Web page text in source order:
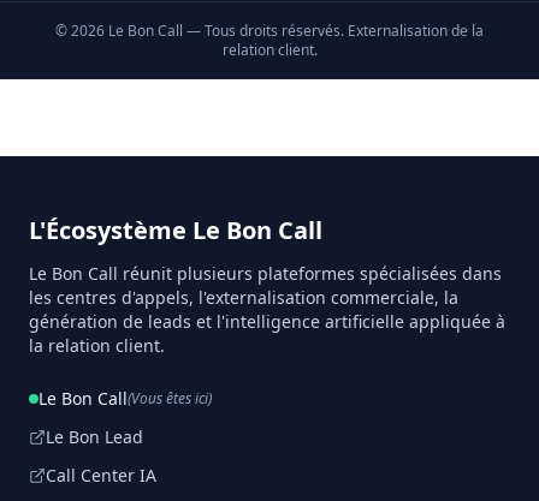
©2026 Le Bon Call — Tous droits réservés. Externalisation de la
relation client.
L'Écosystème Le Bon Call
Le Bon Call réunit plusieurs plateformes spécialisées dans
les centres d'appels, l'externalisation commerciale, la
génération de leads et l'intelligence artificielle appliquée à
la relation client.
Le Bon Call(Vous êtes ici)
Le Bon Lead
Call Center IA